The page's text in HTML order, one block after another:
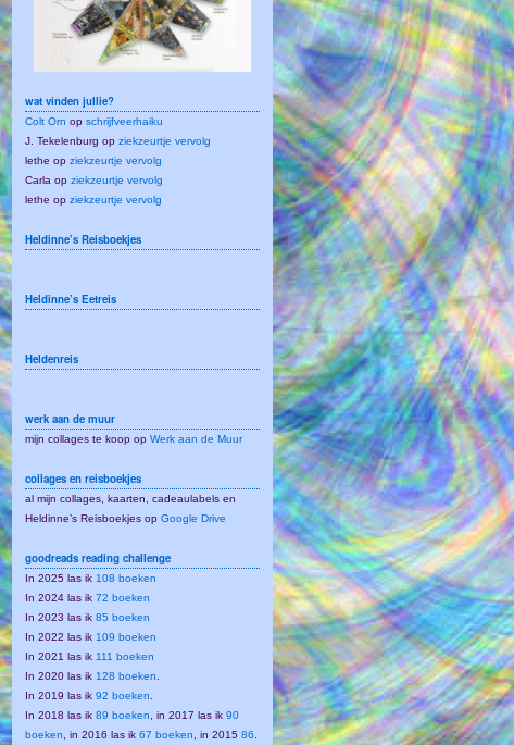
wat vinden jullie?
Colt Orn op schrijfveerhaiku
J. Tekelenburg op ziekzeurtje vervolg
lethe op ziekzeurtje vervolg
Carla op ziekzeurtje vervolg
lethe op ziekzeurtje vervolg
Heldinne’s Reisboekjes
Heldinne’s Eetreis
Heldenreis
werk aan de muur
mijn collages te koop op Werk aan de Muur
collages en reisboekjes
al mijn collages, kaarten, cadeaulabels en
Heldinne’s Reisboekjes op Google Drive
goodreads reading challenge
In 2025 las ik 108 boeken
In 2024 las ik 72 boeken
In 2023 las ik 85 boeken
In 2022 las ik 109 boeken
In 2021 las ik 111 boeken
In 2020 las ik 128 boeken
In 2019 las ik 92 boeken
In 2018 las ik 89 boeken , in 2017 las ik 90
boeken , in 2016 las ik 67 boeken , in 2015 86